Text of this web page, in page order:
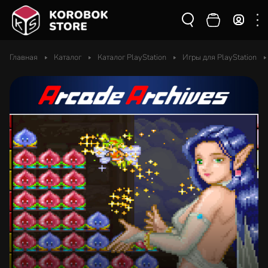
Главная Каталог Каталог PlayStation Игры для PlayStation